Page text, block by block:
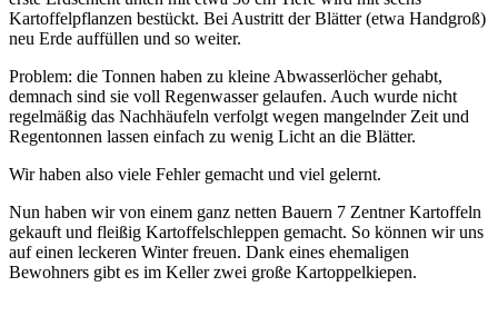
Kartoffelpflanzen bestückt. Bei Austritt der Blätter (etwa Handgroß)
neu Erde auffüllen und so weiter.
Problem: die Tonnen haben zu kleine Abwasserlöcher gehabt,
demnach sind sie voll Regenwasser gelaufen. Auch wurde nicht
regelmäßig das Nachhäufeln verfolgt wegen mangelnder Zeit und
Regentonnen lassen einfach zu wenig Licht an die Blätter.
Wir haben also viele Fehler gemacht und viel gelernt.
Nun haben wir von einem ganz netten Bauern 7 Zentner Kartoffeln
gekauft und fleißig Kartoffelschleppen gemacht. So können wir uns
auf einen leckeren Winter freuen. Dank eines ehemaligen
Bewohners gibt es im Keller zwei große Kartoppelkiepen.